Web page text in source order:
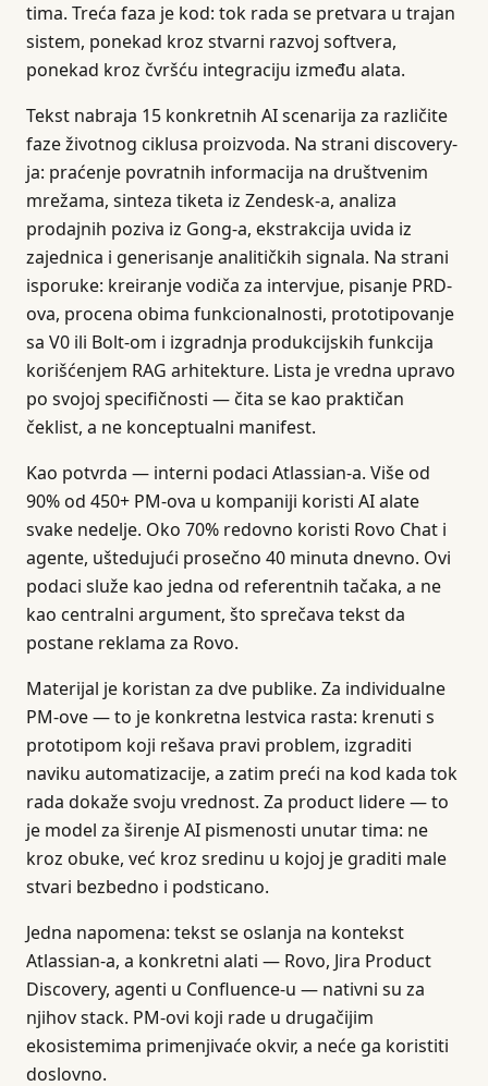
tima. Treća faza je kod: tok rada se pretvara u trajan
sistem, ponekad kroz stvarni razvoj softvera,
ponekad kroz čvršću integraciju između alata.
Tekst nabraja 15 konkretnih AI scenarija za različite
faze životnog ciklusa proizvoda. Na strani discovery-
ja: praćenje povratnih informacija na društvenim
mrežama, sinteza tiketa iz Zendesk-a, analiza
prodajnih poziva iz Gong-a, ekstrakcija uvida iz
zajednica i generisanje analitičkih signala. Na strani
isporuke: kreiranje vodiča za intervjue, pisanje PRD-
ova, procena obima funkcionalnosti, prototipovanje
sa V0 ili Bolt-om i izgradnja produkcijskih funkcija
korišćenjem RAG arhitekture. Lista je vredna upravo
po svojoj specifičnosti — čita se kao praktičan
čeklist, a ne konceptualni manifest.
Kao potvrda — interni podaci Atlassian-a. Više od
90% od 450+ PM-ova u kompaniji koristi AI alate
svake nedelje. Oko 70% redovno koristi Rovo Chat i
agente, uštedujući prosečno 40 minuta dnevno. Ovi
podaci služe kao jedna od referentnih tačaka, a ne
kao centralni argument, što sprečava tekst da
postane reklama za Rovo.
Materijal je koristan za dve publike. Za individualne
PM-ove — to je konkretna lestvica rasta: krenuti s
prototipom koji rešava pravi problem, izgraditi
naviku automatizacije, a zatim preći na kod kada tok
rada dokaže svoju vrednost. Za product lidere — to
je model za širenje AI pismenosti unutar tima: ne
kroz obuke, već kroz sredinu u kojoj je graditi male
stvari bezbedno i podsticano.
Jedna napomena: tekst se oslanja na kontekst
Atlassian-a, a konkretni alati — Rovo, Jira Product
Discovery, agenti u Confluence-u — nativni su za
njihov stack. PM-ovi koji rade u drugačijim
ekosistemima primenjivaće okvir, a neće ga koristiti
doslovno.